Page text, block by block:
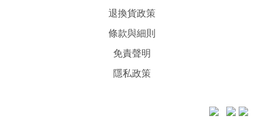
退換貨政策
條款與細則
免責聲明
隱私政策